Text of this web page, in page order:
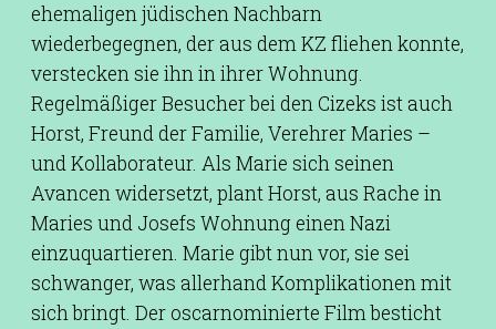
ehemaligen jüdischen Nachbarn
wiederbegegnen, der aus dem KZ fliehen konnte,
verstecken sie ihn in ihrer Wohnung.
Regelmäßiger Besucher bei den Cizeks ist auch
Horst, Freund der Familie, Verehrer Maries –
und Kollaborateur. Als Marie sich seinen
Avancen widersetzt, plant Horst, aus Rache in
Maries und Josefs Wohnung einen Nazi
einzuquartieren. Marie gibt nun vor, sie sei
schwanger, was allerhand Komplikationen mit
sich bringt. Der oscarnominierte Film besticht